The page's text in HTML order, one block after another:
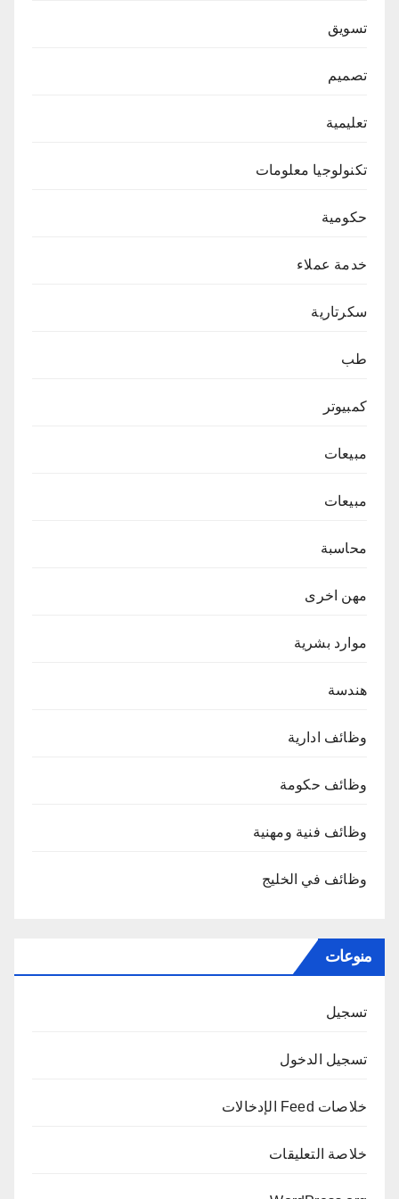
تسويق
تصميم
تعليمية
تكنولوجيا معلومات
حكومية
خدمة عملاء
سكرتارية
طب
كمبيوتر
مبيعات
مبيعات
محاسبة
مهن اخرى
موارد بشرية
هندسة
وظائف ادارية
وظائف حكومة
وظائف فنية ومهنية
وظائف في الخليج
منوعات
تسجيل
تسجيل الدخول
خلاصات Feed الإدخالات
خلاصة التعليقات